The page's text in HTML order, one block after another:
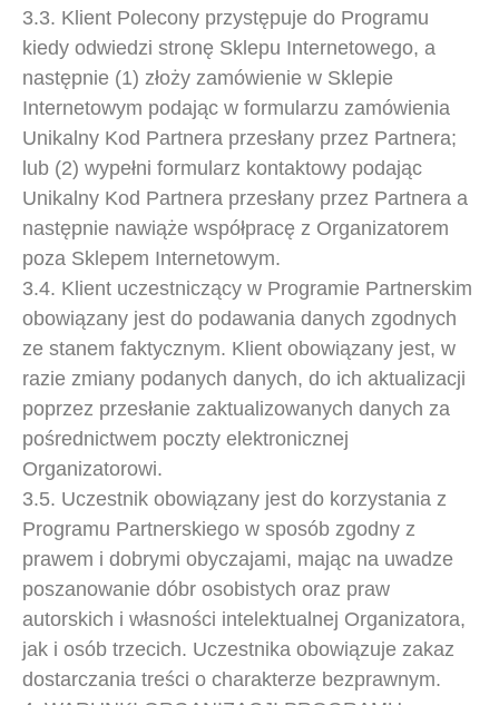
3.3. Klient Polecony przystępuje do Programu
kiedy odwiedzi stronę Sklepu Internetowego, a
następnie (1) złoży zamówienie w Sklepie
Internetowym podając w formularzu zamówienia
Unikalny Kod Partnera przesłany przez Partnera;
lub (2) wypełni formularz kontaktowy podając
Unikalny Kod Partnera przesłany przez Partnera a
następnie nawiąże współpracę z Organizatorem
poza Sklepem Internetowym.
3.4. Klient uczestniczący w Programie Partnerskim
obowiązany jest do podawania danych zgodnych
ze stanem faktycznym. Klient obowiązany jest, w
razie zmiany podanych danych, do ich aktualizacji
poprzez przesłanie zaktualizowanych danych za
pośrednictwem poczty elektronicznej
Organizatorowi.
3.5. Uczestnik obowiązany jest do korzystania z
Programu Partnerskiego w sposób zgodny z
prawem i dobrymi obyczajami, mając na uwadze
poszanowanie dóbr osobistych oraz praw
autorskich i własności intelektualnej Organizatora,
jak i osób trzecich. Uczestnika obowiązuje zakaz
dostarczania treści o charakterze bezprawnym.